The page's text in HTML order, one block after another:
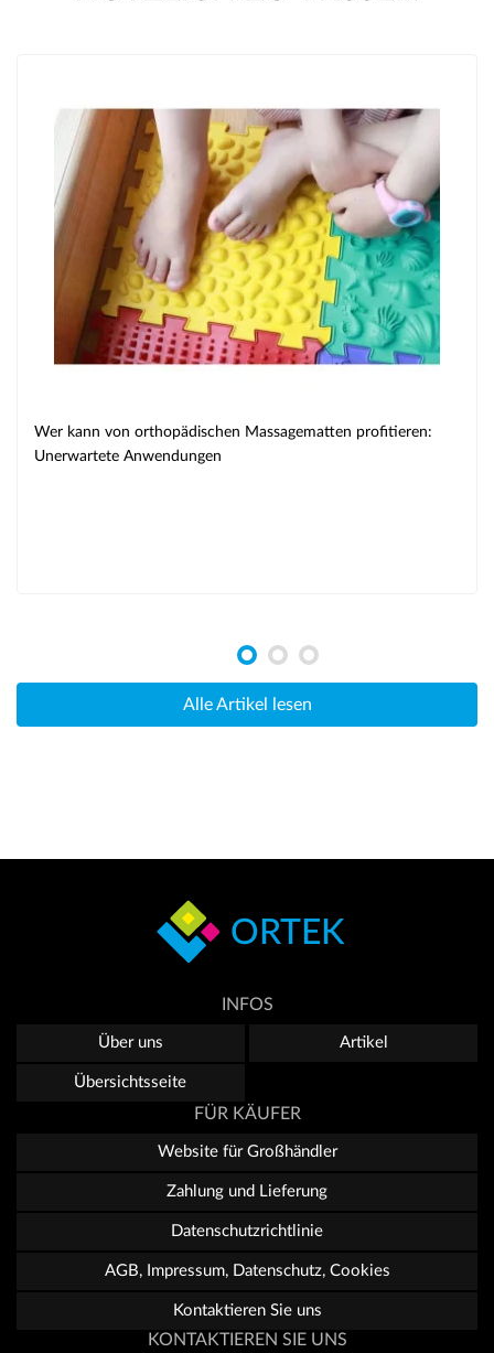
Wer kann von orthopädischen Massagematten profitieren:
Unerwartete Anwendungen
Alle Artikel lesen
ORTEK
INFOS
Über uns Artikel
Übersichtsseite
FÜR KÄUFER
Website für Großhändler
Zahlung und Lieferung
Datenschutzrichtlinie
AGB, Impressum, Datenschutz, Cookies
Kontaktieren Sie uns
KONTAKTIEREN SIE UNS